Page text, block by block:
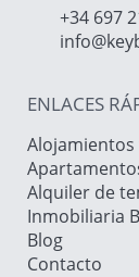
+34 697
ENLACES
Alquiler de
Inmobiliaria
Blog
Contacto